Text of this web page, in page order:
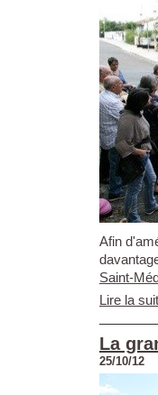
Afin
Saint-
Lire la
La
25/10/12